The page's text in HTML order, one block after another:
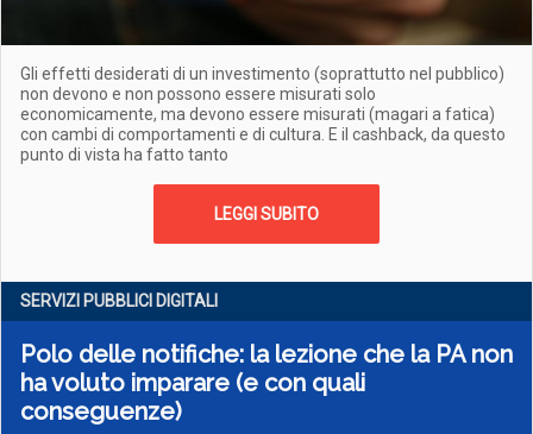
Gli effetti desiderati di un investimento (soprattutto nel pubblico)
non devono e non possono essere misurati solo
economicamente, ma devono essere misurati (magari a fatica)
con cambi di comportamenti e di cultura. E il cashback, da questo
punto di vista ha fatto tanto
LEGGI SUBITO
SERVIZI PUBBLICI DIGITALI
Polo delle notifiche: la lezione che la PA non
ha voluto imparare (e con quali
conseguenze)